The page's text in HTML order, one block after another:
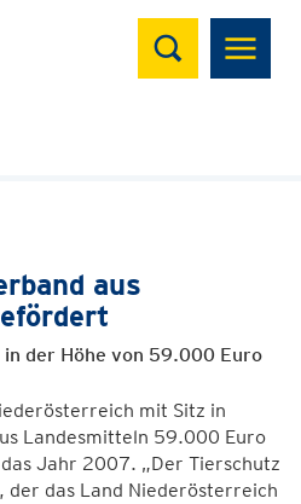
Suchen
aus
der Höhe von 59.000 Euro
mit Sitz in
Landesmitteln 59.000 Euro
Jahr 2007. „Der Tierschutz
der das Land Niederösterreich